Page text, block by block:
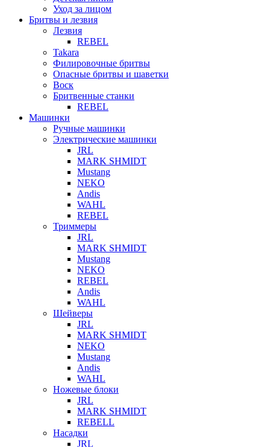
Уход за лицом
Бритвы и лезвия
Лезвия
REBEL
Takara
Филировочные бритвы
Опасные бритвы и шаветки
Воск
Бритвенные станки
REBEL
Машинки
Ручные машинки
Электрические машинки
JRL
MARK SHMIDT
Mustang
NEKO
Andis
WAHL
REBEL
Триммеры
JRL
MARK SHMIDT
Mustang
NEKO
REBEL
Andis
WAHL
Шейверы
JRL
MARK SHMIDT
NEKO
Mustang
Andis
WAHL
Ножевые блоки
JRL
MARK SHMIDT
REBELL
Насадки
JRL